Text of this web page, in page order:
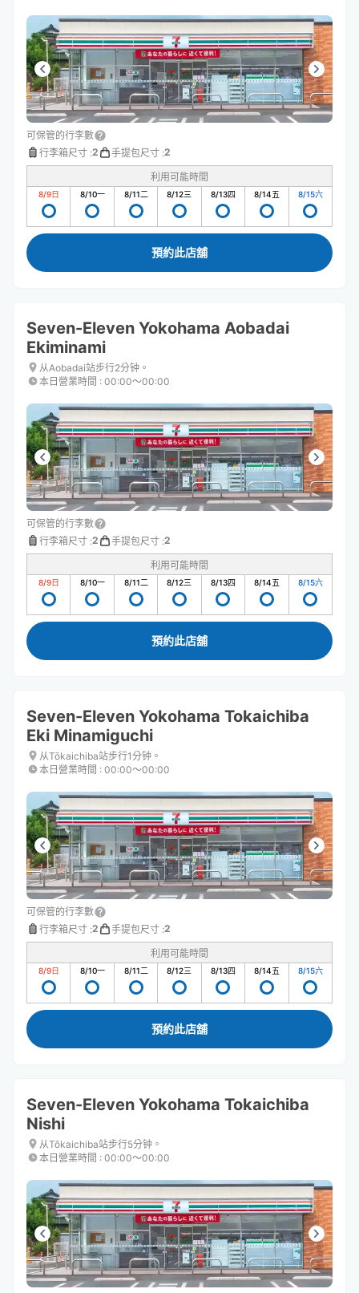
可保管的行李數
行李箱尺寸 :2 手提包尺寸 :2
利用可能時間
8/9日 8/10一 8/11二 8/12三 8/13四 8/14五 8/15六
預約此店舖
Seven-Eleven Yokohama Aobadai
Ekiminami
从Aobadai站步行2分钟。
本日營業時間 : 00:00〜00:00
可保管的行李數
行李箱尺寸 :2 手提包尺寸 :2
利用可能時間
8/9日 8/10一 8/11二 8/12三 8/13四 8/14五 8/15六
預約此店舖
Seven-Eleven Yokohama Tokaichiba
Eki Minamiguchi
从Tōkaichiba站步行1分钟。
本日營業時間 : 00:00〜00:00
可保管的行李數
行李箱尺寸 :2 手提包尺寸 :2
利用可能時間
8/9日 8/10一 8/11二 8/12三 8/13四 8/14五 8/15六
預約此店舖
Seven-Eleven Yokohama Tokaichiba
Nishi
从Tōkaichiba站步行5分钟。
本日營業時間 : 00:00〜00:00